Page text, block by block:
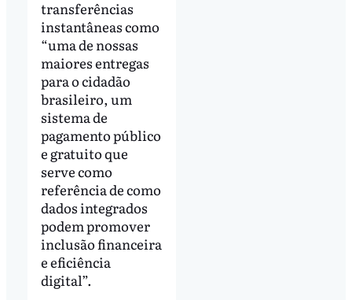
transferências
instantâneas como
“uma de nossas
maiores entregas
para o cidadão
brasileiro, um
sistema de
pagamento público
e gratuito que
serve como
referência de como
dados integrados
podem promover
inclusão financeira
e eficiência
digital”.